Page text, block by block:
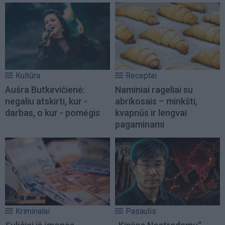
Kultūra
Aušra Butkevičienė:
negaliu atskirti, kur -
darbas, o kur - pomėgis
Receptai
Naminiai rageliai su
abrikosais – minkšti,
kvapnūs ir lengvai
pagaminami
Kriminalai Pasaulis